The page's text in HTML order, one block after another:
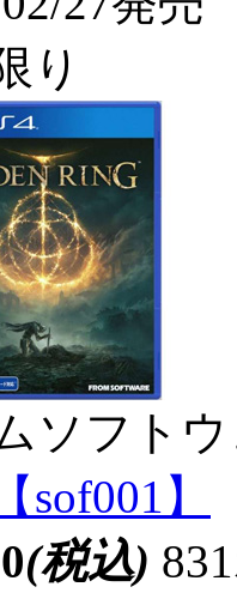
り
ソフト
sof001】
(税込)